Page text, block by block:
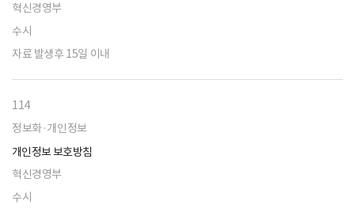
혁신경영부
수시
자료 발생후 15일 이내
114
정보화·개인정보
개인정보 보호방침
혁신경영부
수시